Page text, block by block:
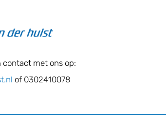
met ons op:
of 0302410078